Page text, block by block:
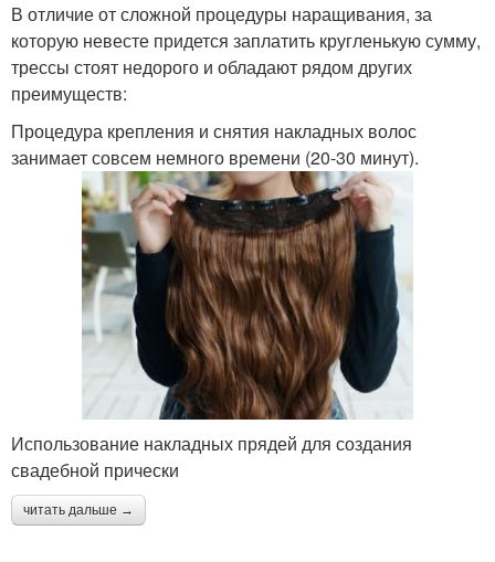
В отличие от сложной процедуры наращивания, за
которую невесте придется заплатить кругленькую сумму,
трессы стоят недорого и обладают рядом других
преимуществ:
Процедура крепления и снятия накладных волос
занимает совсем немного времени (20-30 минут).
Использование накладных прядей для создания
свадебной прически
читать дальше →